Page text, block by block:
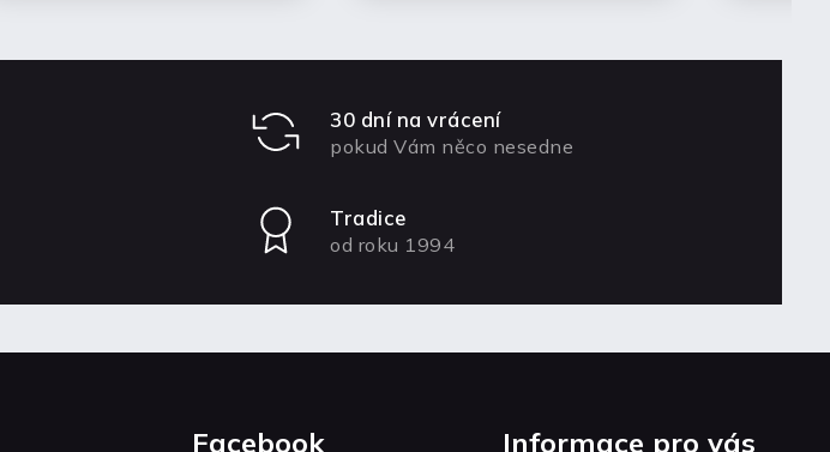
30 dní na vrácení
pokud Vám něco nesedne
Tradice
od roku 1994
Facebook Informace pro vás